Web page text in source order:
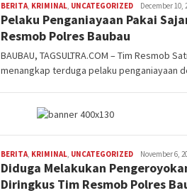
BERITA, KRIMINAL, UNCATEGORIZED ashleyhww99476
December 10,
Pelaku Penganiayaan Pakai
Resmob Polres Baubau
BAUBAU, TAGSULTRA.COM – Tim Resmob
menangkap terduga pelaku penganiayaan
BERITA KRIMINAL UNCATEGORIZED ashleyhww99476
November 6,
Diduga Melakukan
Diringkus Tim Resmob Polres